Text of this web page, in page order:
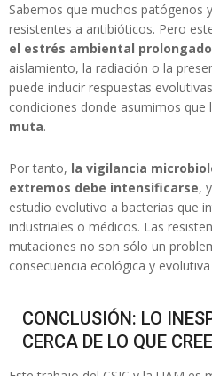
Sabemos que muchos patógenos
resistentes a antibióticos. Pero
el estrés ambiental
aislamiento, la radiación o la
puede inducir respuestas
condiciones donde asumimos que
muta.
Por tanto, la vigilancia
extremos debe intensificarse,
estudio evolutivo a bacterias que
industriales o médicos. Las
mutaciones no son sólo un
consecuencia ecológica y
CONCLUSIÓN: LO
CERCA DE LO QUE